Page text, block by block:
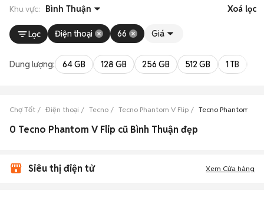
Khu vực: Bình Thuận Xoá lọc
Lọc Điện thoại 66 Giá
Dung lượng: 64 GB 128 GB 256 GB 512 GB 1 TB
Chợ Tốt Điện thoại Tecno Tecno Phantom V Flip Tecno Phantom V
0 Tecno Phantom V Flip cũ Bình Thuận đẹp
Siêu thị điện tử Xem Cửa hàng